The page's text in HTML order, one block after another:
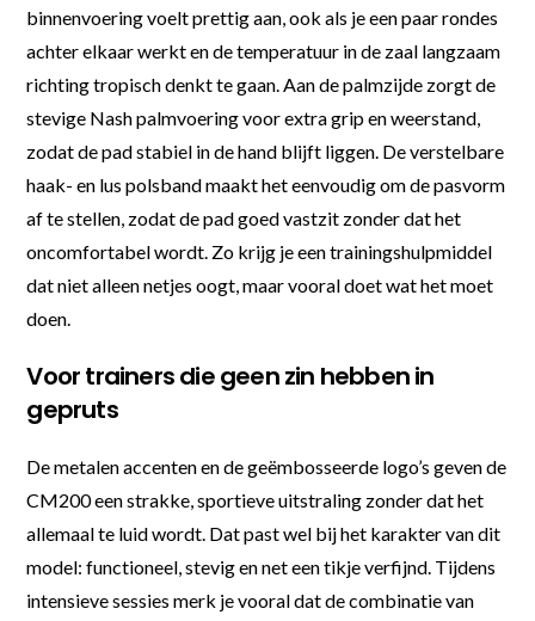
binnenvoering voelt prettig aan, ook als je een paar rondes
achter elkaar werkt en de temperatuur in de zaal langzaam
richting tropisch denkt te gaan. Aan de palmzijde zorgt de
stevige Nash palmvoering voor extra grip en weerstand,
zodat de pad stabiel in de hand blijft liggen. De verstelbare
haak- en lus polsband maakt het eenvoudig om de pasvorm
af te stellen, zodat de pad goed vastzit zonder dat het
oncomfortabel wordt. Zo krijg je een trainingshulpmiddel
dat niet alleen netjes oogt, maar vooral doet wat het moet
doen.
Voor trainers die geen zin hebben in
gepruts
De metalen accenten en de geëmbosseerde logo’s geven de
CM200 een strakke, sportieve uitstraling zonder dat het
allemaal te luid wordt. Dat past wel bij het karakter van dit
model: functioneel, stevig en net een tikje verfijnd. Tijdens
intensieve sessies merk je vooral dat de combinatie van